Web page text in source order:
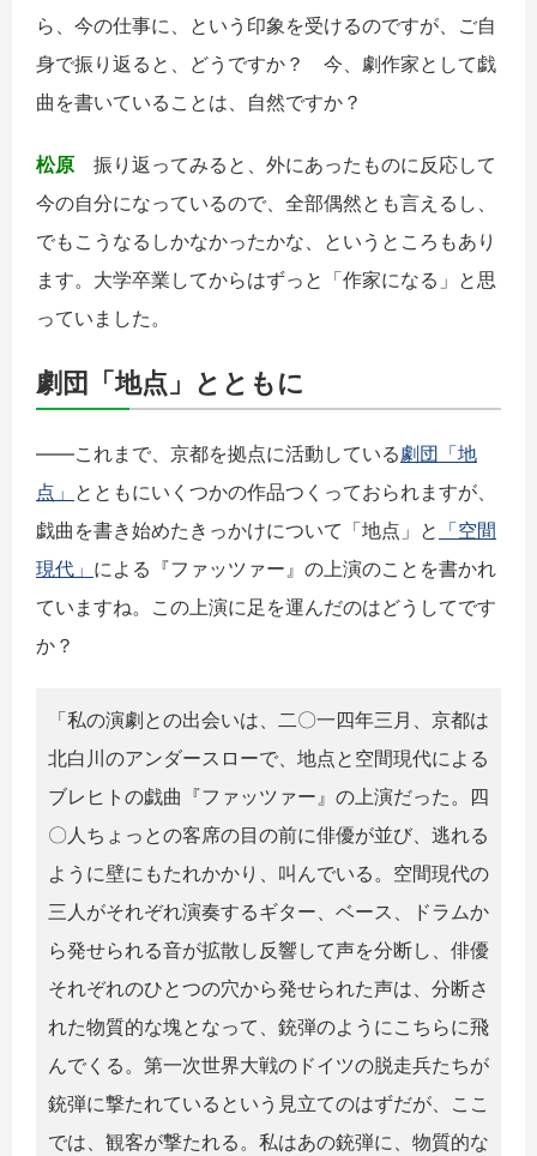
ら、今の仕事に、という印象を受けるのですが、ご自
身で振り返ると、どうですか？ 今、劇作家として戯
曲を書いていることは、自然ですか？
松原 振り返ってみると、外にあったものに反応して
今の自分になっているので、全部偶然とも言えるし、
でもこうなるしかなかったかな、というところもあり
ます。大学卒業してからはずっと「作家になる」と思
っていました。
劇団「地点」とともに
――これまで、京都を拠点に活動している劇団「地
点」 とともにいくつかの作品つくっておられますが、
戯曲を書き始めたきっかけについて「地点」と 「空間
現代」 による『ファッツァー』の上演のことを書かれ
ていますね。この上演に足を運んだのはどうしてです
か？
「私の演劇との出会いは、二〇一四年三月、京都は
北白川のアンダースローで、地点と空間現代による
ブレヒトの戯曲『ファッツァー』の上演だった。四
〇人ちょっとの客席の目の前に俳優が並び、逃れる
ように壁にもたれかかり、叫んでいる。空間現代の
三人がそれぞれ演奏するギター、ベース、ドラムか
ら発せられる音が拡散し反響して声を分断し、俳優
それぞれのひとつの穴から発せられた声は、分断さ
れた物質的な塊となって、銃弾のようにこちらに飛
んでくる。第一次世界大戦のドイツの脱走兵たちが
銃弾に撃たれているという見立てのはずだが、ここ
では、観客が撃たれる。私はあの銃弾に、物質的な